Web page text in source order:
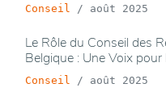
Conseil / août 2025
Le Rôle du Conseil des
Belgique : Une Voix
Conseil / août 2025